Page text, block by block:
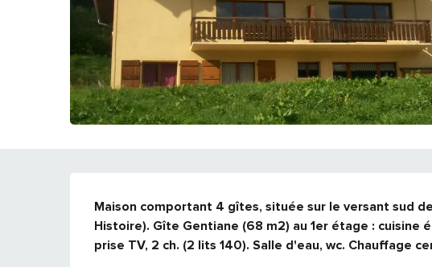
DESCRIPTION
Maison comportant 4 gîtes, située sur le versant sud
Histoire). Gîte Gentiane (68 m2) au 1er étage : cuisine
prise TV, 2 ch. (2 lits 140). Salle d'eau, wc. Chauffage